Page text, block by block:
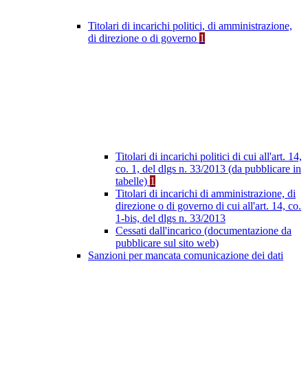
Titolari di incarichi politici, di amministrazione,
di direzione o di governo 1
Titolari di incarichi politici di cui all'art. 14,
co. 1, del dlgs n. 33/2013 (da pubblicare in
tabelle) 1
Titolari di incarichi di amministrazione, di
direzione o di governo di cui all'art. 14, co.
1-bis, del dlgs n. 33/2013
Cessati dall'incarico (documentazione da
pubblicare sul sito web)
Sanzioni per mancata comunicazione dei dati